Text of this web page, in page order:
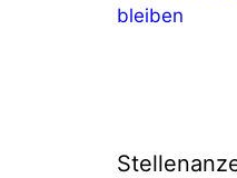
bleiben